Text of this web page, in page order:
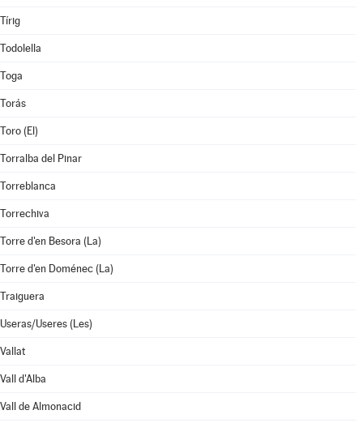
Tírig
Todolella
Toga
Torás
Toro (El)
Torralba del Pinar
Torreblanca
Torrechiva
Torre d'en Besora (La)
Torre d'en Doménec (La)
Traiguera
Useras/Useres (Les)
Vallat
Vall d'Alba
Vall de Almonacid